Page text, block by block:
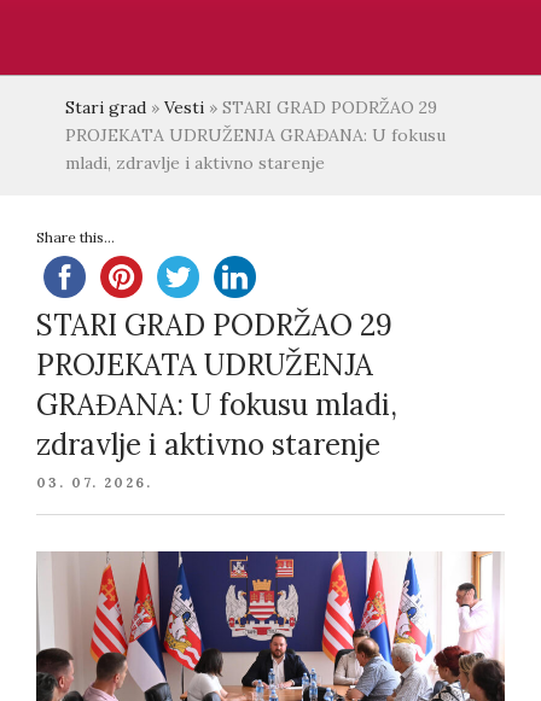
Stari grad » Vesti » STARI GRAD PODRŽAO 29
PROJEKATA UDRUŽENJA GRAĐANA: U fokusu
mladi, zdravlje i aktivno starenje
Share this...
STARI GRAD PODRŽAO 29
PROJEKATA UDRUŽENJA
GRAĐANA: U fokusu mladi,
zdravlje i aktivno starenje
POSTED
03. 07. 2026.